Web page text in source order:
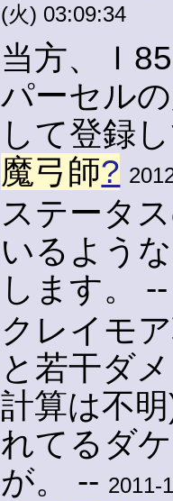
(火) 03:09:34
当方、Ｉ
パーセル
して登録
魔弓師?
ステータ
いるよう
します。
クレイモ
と若干ダ
計算は不
れてるダ
が。 -- 2011-